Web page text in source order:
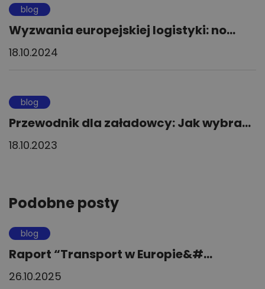
blog
Wyzwania europejskiej logistyki: no...
18.10.2024
blog
Przewodnik dla załadowcy: Jak wybra...
18.10.2023
Podobne posty
blog
Raport “Transport w Europie&#...
26.10.2025